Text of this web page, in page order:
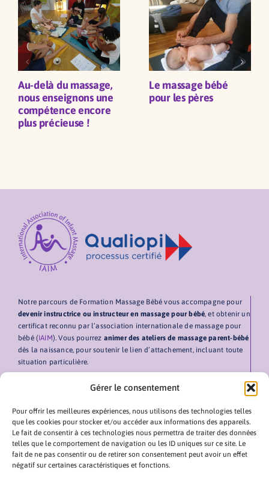
Gérer le consentement
Pour offrir les meilleures expériences, nous utilisons des technologies telles
que les cookies pour stocker et/ou accéder aux informations des appareils.
Le fait de consentir à ces technologies nous permettra de traiter des données
telles que le comportement de navigation ou les ID uniques sur ce site. Le
fait de ne pas consentir ou de retirer son consentement peut avoir un effet
négatif sur certaines caractéristiques et fonctions.
Au-delà du massage,
nous enseignons une
compétence encore
plus précieuse !
Le massage bébé
pour les pères
Notre parcours de Formation Massage Bébé vous accompagne pour
devenir instructrice ou instructeur en massage pour bébé, et obtenir un
certificat reconnu par l’association internationale de massage pour
bébé (IAIM). Vous pourrez animer des ateliers de massage parent-bébé
dès la naissance, pour soutenir le lien d’attachement, incluant toute
situation particulière.
Accueil
Les formatrices
Atelier parents
Actualités
Formation initiale
Formation
approfondissement
Formation
installation
Retrouvez nos
podcasts sur Spotify
Restons en contact